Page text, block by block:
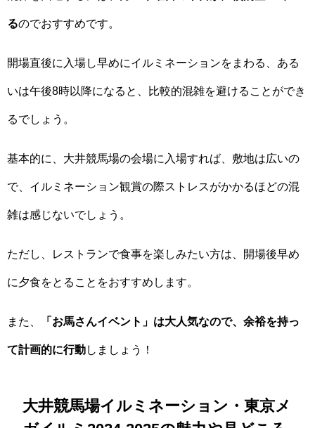
るのでおすすめです。
開場直後に入場し早めにイルミネーションをまわる、ある
いは午後8時以降になると、比較的混雑を避けることができ
るでしょう。
基本的に、大井競馬場の会場に入場すれば、敷地は広いの
で、イルミネーション観賞の際ストレスがかかるほどの混
雑は感じないでしょう。
ただし、レストランで食事を楽しみたい方は、開場後早め
に夕食をとることをおすすめします。
また、 「お馬さんイベント」は大人気なので、余裕を持っ
て計画的に行動しましょう！
大井競馬場イルミネーション・東京メ